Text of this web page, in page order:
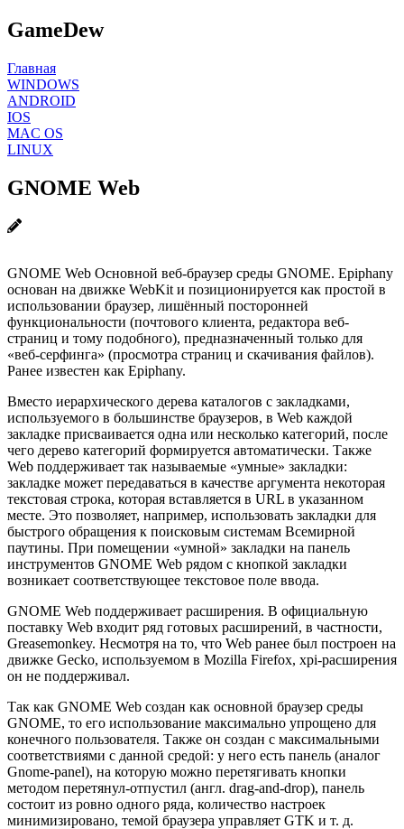
GameDew
Главная
WINDOWS
ANDROID
IOS
MAC OS
LINUX
GNOME Web
GNOME Web Основной веб-браузер среды GNOME. Epiphany
основан на движке WebKit и позиционируется как простой в
использовании браузер, лишённый посторонней
функциональности (почтового клиента, редактора веб-
страниц и тому подобного), предназначенный только для
«веб-серфинга» (просмотра страниц и скачивания файлов).
Ранее известен как Epiphany.
Вместо иерархического дерева каталогов с закладками,
используемого в большинстве браузеров, в Web каждой
закладке присваивается одна или несколько категорий, после
чего дерево категорий формируется автоматически. Также
Web поддерживает так называемые «умные» закладки:
закладке может передаваться в качестве аргумента некоторая
текстовая строка, которая вставляется в URL в указанном
месте. Это позволяет, например, использовать закладки для
быстрого обращения к поисковым системам Всемирной
паутины. При помещении «умной» закладки на панель
инструментов GNOME Web рядом с кнопкой закладки
возникает соответствующее текстовое поле ввода.
GNOME Web поддерживает расширения. В официальную
поставку Web входит ряд готовых расширений, в частности,
Greasemonkey. Несмотря на то, что Web ранее был построен на
движке Gecko, используемом в Mozilla Firefox, xpi-расширения
он не поддерживал.
Так как GNOME Web создан как основной браузер среды
GNOME, то его использование максимально упрощено для
конечного пользователя. Также он создан с максимальными
соответствиями с данной средой: у него есть панель (аналог
Gnome-panel), на которую можно перетягивать кнопки
методом перетянул-отпустил (англ. drag-and-drop), панель
состоит из ровно одного ряда, количество настроек
минимизировано, темой браузера управляет GTK и т. д.